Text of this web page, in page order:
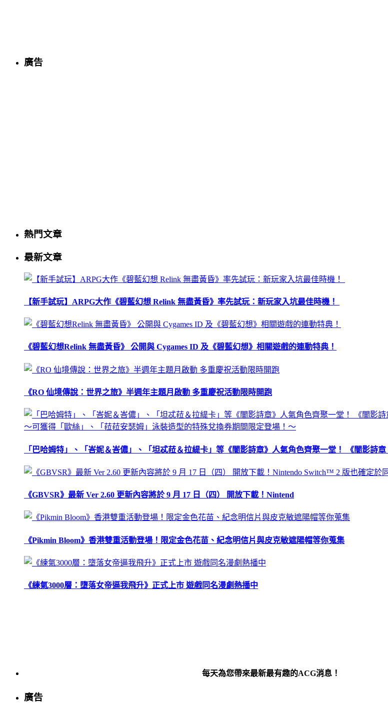
廣告
熱門文章
最新文章
【新手試玩】ARPG大作《碧藍幻想 Relink 無盡黃昏》率先試玩：新玩家入坑最佳時機！
《碧藍幻想Relink 無盡黃昏》 公開與 Cygames ID 及《碧藍幻想》相關遊戲的連動特典！
《RO 仙境傳說：世界之旅》半週年主題月啟動 多重慶祝活動限時開跑
「巴哈姆特」、「峇妮＆峇儂」、「坦忒菈＆拉緹卡」等《闇影詩章》人氣角色齊聚一堂！ 《闇影詩
《GBVSR》最新 Ver 2.60 更新內容將於 9 月 17 日（四） 開放下載！Nintend
《Pikmin Bloom》香港雙重活動登場！限定金色花苗、紀念明信片與皮克敏遮陽帽等你蒐集
《練氣3000層：墮落女帝逼我飛升》正式上市 遊戲同名漫劇熱播中
每天為您帶來最新最有趣的ACG消息！
廣告